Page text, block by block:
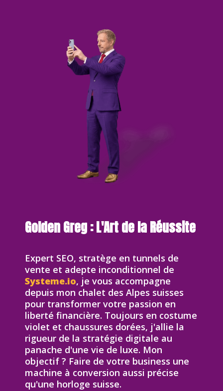
Golden Greg : L'Art de la Réussite
Expert SEO, stratège en tunnels de
vente et adepte inconditionnel de
Systeme.io, je vous accompagne
depuis mon chalet des Alpes suisses
pour transformer votre passion en
liberté financière. Toujours en costume
violet et chaussures dorées, j'allie la
rigueur de la stratégie digitale au
panache d'une vie de luxe. Mon
objectif ? Faire de votre business une
machine à conversion aussi précise
qu'une horloge suisse.